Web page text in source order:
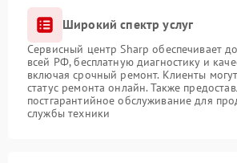
Широкий спектр услуг
Сервисный центр Sharp обеспечивает
всей РФ, бесплатную диагностику и
включая срочный ремонт. Клиенты
статус ремонта онлайн. Также
постгарантийное обслуживание для
службы техники